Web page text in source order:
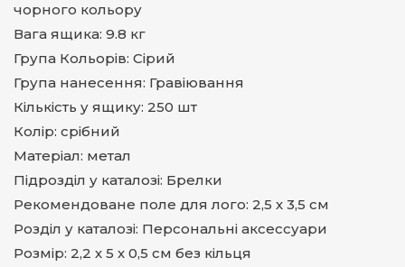
чорного кольору
Вага ящика: 9.8 кг
Група Кольорів: Сірий
Група нанесення: Гравіювання
Кількість у ящику: 250 шт
Колір: срібний
Матеріал: метал
Підрозділ у каталозі: Брелки
Рекомендоване поле для лого: 2,5 х 3,5 см
Розділ у каталозі: Персональні аксессуари
Розмір: 2,2 х 5 х 0,5 см без кільця